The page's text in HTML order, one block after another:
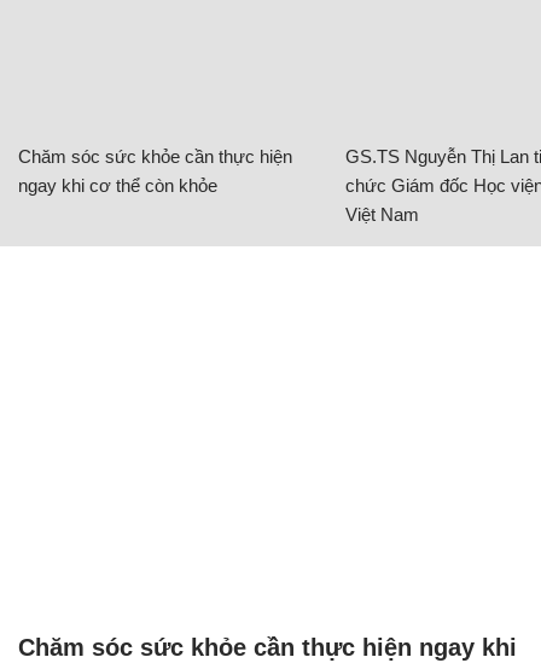
Chăm sóc sức khỏe cần thực hiện
ngay khi cơ thể còn khỏe
GS.TS Nguyễn Thị Lan
chức Giám đốc Học
Việt Nam
Chăm sóc sức khỏe cần thực hiện ngay khi